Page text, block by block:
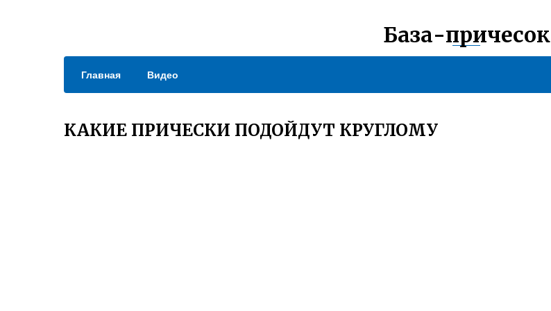
База-причесок
Главная Видео
КАКИЕ ПРИЧЕСКИ ПОДОЙДУТ КРУГЛОМУ